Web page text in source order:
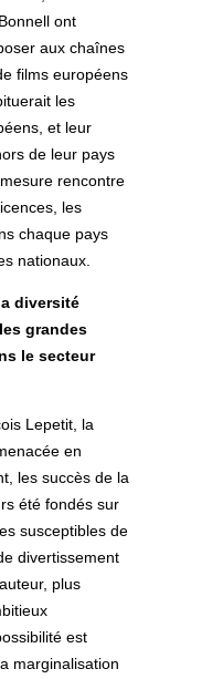
ont
aux chaînes
films européens
les
et leur
de leur pays
rencontre
les
chaque pays
nationaux.
diversité
grandes
le secteur
Lepetit, la
en
les succès de la
été fondés sur
susceptibles de
divertissement
plus
est
marginalisation